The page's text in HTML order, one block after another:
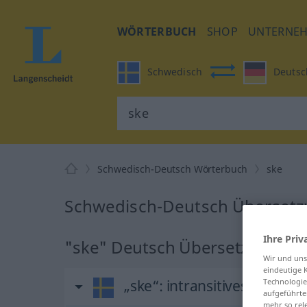
WÖRTERBUCH SHOP
Schwedisch
Schwedisch-Deutsch Wörterbuch ske
Schwedisch-Deutsch
"ske" Deutsch Übersetzung
„ske“: intransitives Verb,
Ihre
Wir und
eindeutige
mehr so